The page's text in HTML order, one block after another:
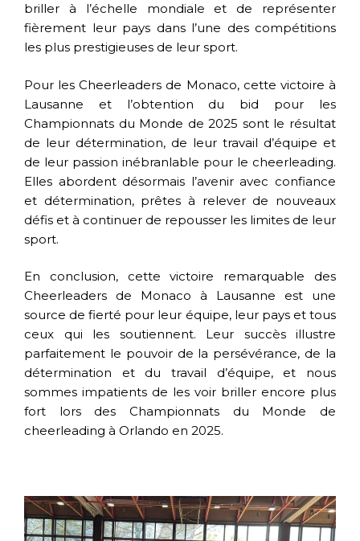
briller à l’échelle mondiale et de représenter
fièrement leur pays dans l’une des compétitions
les plus prestigieuses de leur sport.
Pour les Cheerleaders de Monaco, cette victoire à
Lausanne et l’obtention du bid pour les
Championnats du Monde de 2025 sont le résultat
de leur détermination, de leur travail d’équipe et
de leur passion inébranlable pour le cheerleading.
Elles abordent désormais l’avenir avec confiance
et détermination, prêtes à relever de nouveaux
défis et à continuer de repousser les limites de leur
sport.
En conclusion, cette victoire remarquable des
Cheerleaders de Monaco à Lausanne est une
source de fierté pour leur équipe, leur pays et tous
ceux qui les soutiennent. Leur succès illustre
parfaitement le pouvoir de la persévérance, de la
détermination et du travail d’équipe, et nous
sommes impatients de les voir briller encore plus
fort lors des Championnats du Monde de
cheerleading à Orlando en 2025.